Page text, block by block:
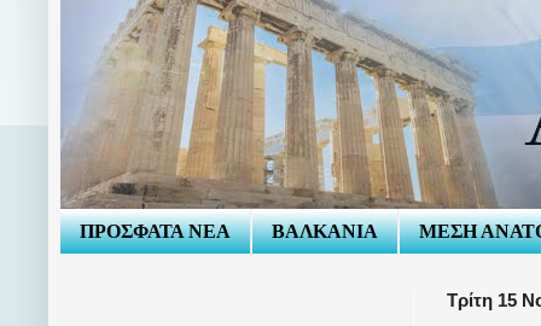
ΠΡΟΣΦΑΤΑ ΝΕΑ ΒΑΛΚΑΝΙΑ ΜΕΣΗ
Τρίτη 15